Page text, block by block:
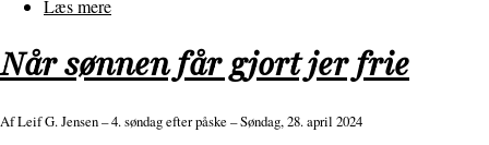
Læs mere
drager,
vi
Når sønnen får gjort jer frie
AfLeif G. Jensen– 4. søndag efter påske – Søndag, 28. april 2024